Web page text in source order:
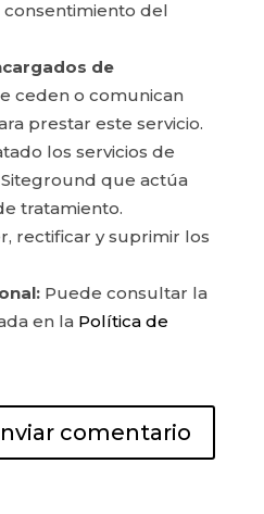
del
de
ceden o comunican
prestar este servicio.
los servicios de
que actúa
tratamiento.
rectificar y suprimir los
Puede consultar la
en la Política de